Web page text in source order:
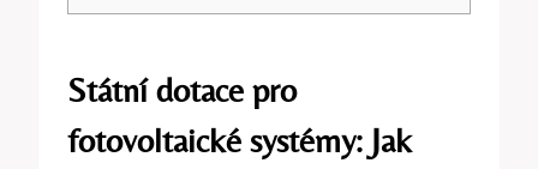
Státní dotace pro
fotovoltaické systémy: Jak